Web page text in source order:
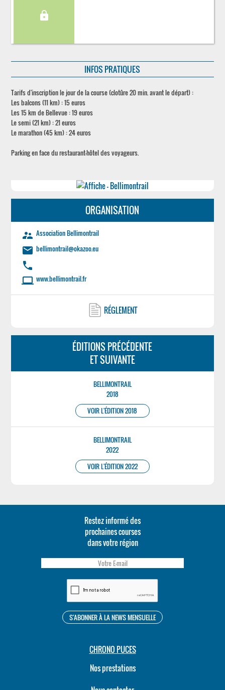
lock
INFOS PRATIQUES
Tarifs d'inscription le jour de la course (clotûre 20 min. avant le départ) :
Les balcons (11 km) : 15 euros
Les 15 km de Bellevue : 19 euros
Le semi (21 km) : 21 euros
Le marathon (45 km) : 24 euros
Parking en face du restaurant-hôtel des voyageurs.
ORGANISATION
supervisor_account Association Bellimontrail
email bellimontrail@okazoo.eu
phone
laptop www.bellimontrail.fr
RÉGLEMENT
ÉDITIONS PRÉCÉDENTE
ET SUIVANTE
BELLIMONTRAIL
2018
VOIR L'ÉDITION 2018
BELLIMONTRAIL
2022
VOIR L'ÉDITION 2022
Restez informé des
prochaines courses
dans votre région
CHRONO PUCES
Nos prestations